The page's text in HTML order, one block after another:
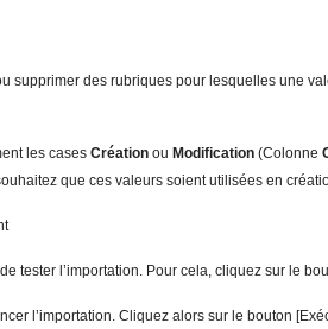
supprimer des rubriques pour lesquelles une
les cases Création ou Modification (Colonne
que ces valeurs soient utilisées en
tester l’importation. Pour cela, cliquez sur le
l’importation. Cliquez alors sur le bouton